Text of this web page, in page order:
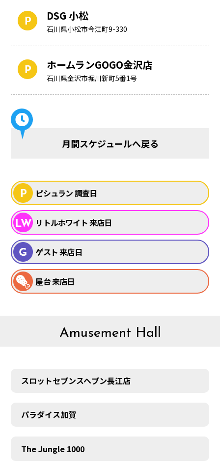
HOME
DSG 小松
石川県小松市今江町9-330
ホームランGOGO金沢店
石川県金沢市堀川新町5番1号
月間スケジュールへ戻る
ピシュラン 調査日
リトルホワイト 来店日
ゲスト 来店日
屋台 来店日
Amusement Hall
スロットセブンスヘブン長江店
パラダイス加賀
The Jungle 1000